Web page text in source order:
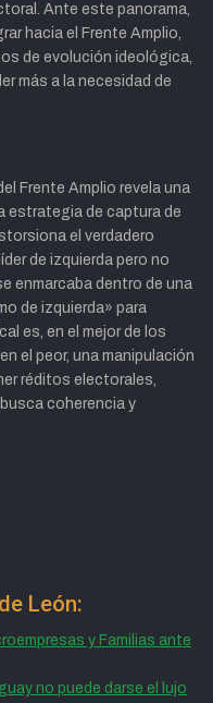
Ante este panorama,
hacia el Frente Amplio,
de evolución ideológica,
más a la necesidad de
Frente Amplio revela una
estrategia de captura de
el verdadero
de izquierda pero no
enmarcaba dentro de una
de izquierda» para
es, en el mejor de los
el peor, una manipulación
réditos electorales,
coherencia y
León:
y Familias ante
no puede darse el lujo